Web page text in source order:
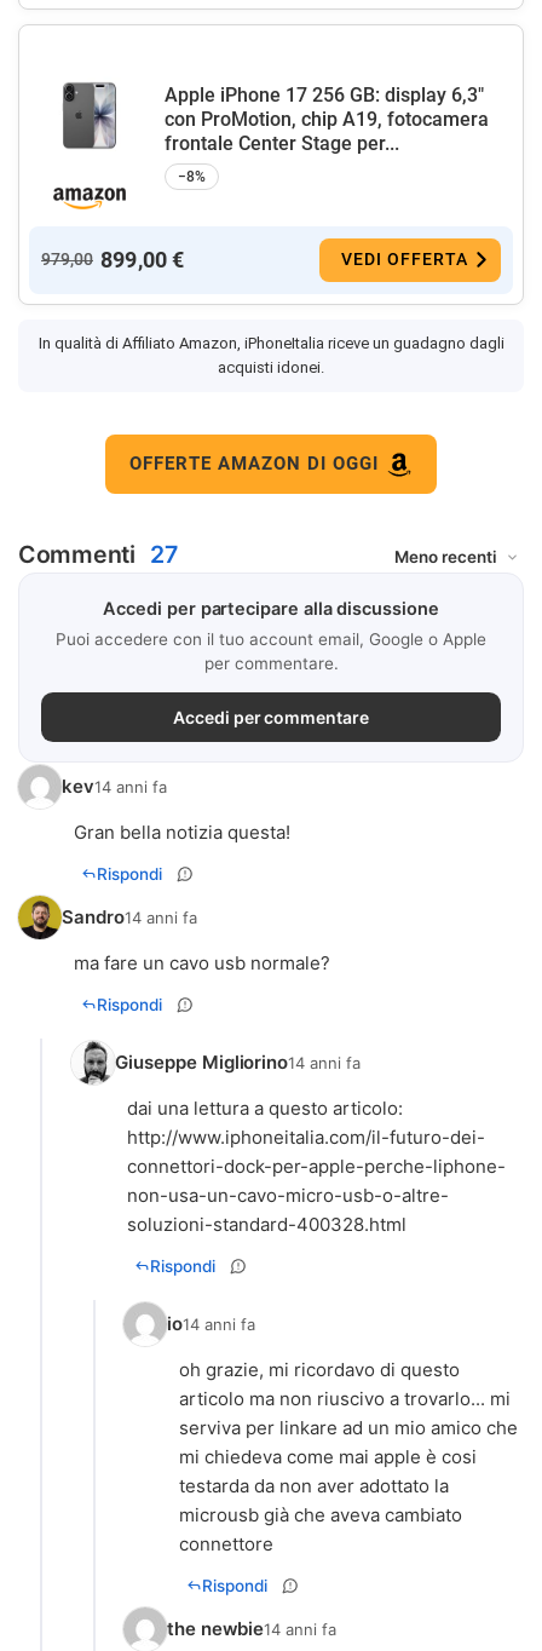
Apple iPhone 17 256 GB: display 6,3"
con ProMotion, chip A19, fotocamera
frontale Center Stage per...
−8%
979,00 899,00 € VEDI OFFERTA
In qualità di Affiliato Amazon, iPhoneItalia riceve un guadagno dagli
acquisti idonei.
OFFERTE AMAZON DI OGGI
Commenti 27
Accedi per partecipare alla discussione
Puoi accedere con il tuo account email, Google o Apple
per commentare.
Accedi per commentare
kev14 anni fa
Gran bella notizia questa!
Rispondi
Sandro14 anni fa
ma fare un cavo usb normale?
Rispondi
Giuseppe Migliorino14 anni fa
dai una lettura a questo articolo:
http://www.iphoneitalia.com/il-futuro-dei-
connettori-dock-per-apple-perche-liphone-
non-usa-un-cavo-micro-usb-o-altre-
soluzioni-standard-400328.html
Rispondi
io14 anni fa
oh grazie, mi ricordavo di questo
articolo ma non riuscivo a trovarlo... mi
serviva per linkare ad un mio amico che
mi chiedeva come mai apple è cosi
testarda da non aver adottato la
microusb già che aveva cambiato
connettore
Rispondi
the newbie14 anni fa